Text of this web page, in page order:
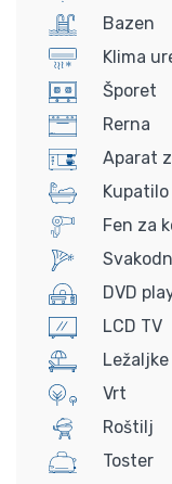
Bazen
Klima
Šporet
Rerna
Aparat
Kupatilo
Fen za
DVD
LCD TV
Vrt
Roštilj
Toster